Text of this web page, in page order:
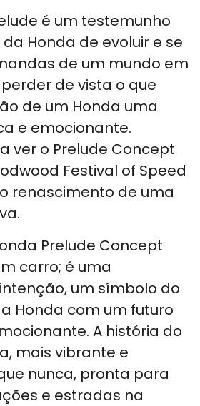
é um testemunho
Honda de evoluir e se
de um mundo em
de vista o que
de um Honda uma
e emocionante.
ver o Prelude Concept
Festival of Speed
renascimento de uma
Prelude Concept
carro; é uma
um símbolo do
Honda com um futuro
A história do
mais vibrante e
nunca, pronta para
e estradas na